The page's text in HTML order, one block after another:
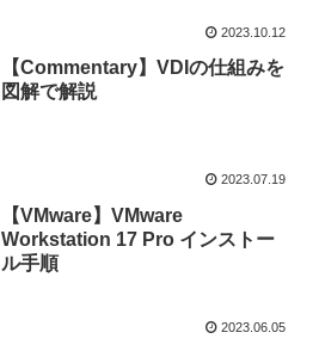
2023.10.12
【Commentary】VDIの仕組みを
図解で解説
2023.07.19
【VMware】VMware
Workstation 17 Pro インストー
ル手順
2023.06.05